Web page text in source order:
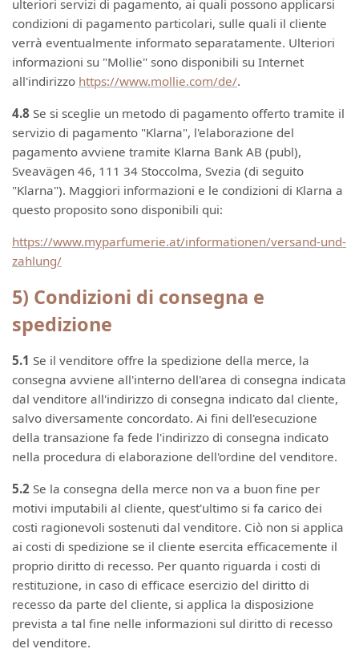
ulteriori servizi di pagamento, ai quali possono applicarsi
condizioni di pagamento particolari, sulle quali il cliente
verrà eventualmente informato separatamente. Ulteriori
informazioni su "Mollie" sono disponibili su Internet
all'indirizzo https://www.mollie.com/de/.
4.8 Se si sceglie un metodo di pagamento offerto tramite il
servizio di pagamento "Klarna", l'elaborazione del
pagamento avviene tramite Klarna Bank AB (publ),
Sveavägen 46, 111 34 Stoccolma, Svezia (di seguito
"Klarna"). Maggiori informazioni e le condizioni di Klarna a
questo proposito sono disponibili qui:
https://www.myparfumerie.at/informationen/versand-und-
zahlung/
5) Condizioni di consegna e
spedizione
5.1 Se il venditore offre la spedizione della merce, la
consegna avviene all'interno dell'area di consegna indicata
dal venditore all'indirizzo di consegna indicato dal cliente,
salvo diversamente concordato. Ai fini dell'esecuzione
della transazione fa fede l'indirizzo di consegna indicato
nella procedura di elaborazione dell'ordine del venditore.
5.2 Se la consegna della merce non va a buon fine per
motivi imputabili al cliente, quest'ultimo si fa carico dei
costi ragionevoli sostenuti dal venditore. Ciò non si applica
ai costi di spedizione se il cliente esercita efficacemente il
proprio diritto di recesso. Per quanto riguarda i costi di
restituzione, in caso di efficace esercizio del diritto di
recesso da parte del cliente, si applica la disposizione
prevista a tal fine nelle informazioni sul diritto di recesso
del venditore.